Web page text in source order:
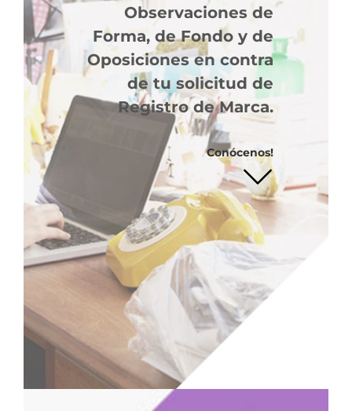
Observaciones de
Forma, de Fondo y de
Oposiciones en contra
de tu solicitud de
Registro de Marca.
Conócenos!